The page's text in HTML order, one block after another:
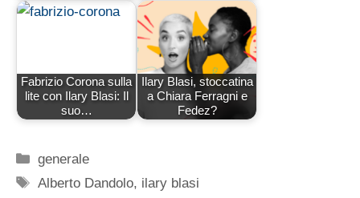
Fabrizio Corona sulla
lite con Ilary Blasi: Il
suo…
Ilary Blasi, stoccatina
a Chiara Ferragni e
Fedez?
Categorie
generale
Tag
Alberto Dandolo, ilary blasi